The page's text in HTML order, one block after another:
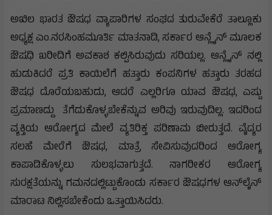
ಅಖಿಲ ಭಾರತ ಔಷಧ ವ್ಯಾಪಾರಿಗಳ ಸಂಘದ ತುರುವೇಕೆರೆ ತಾಲ್ಲೂಕು
ಅಧ್ಯಕ್ಷ ಎಂ.ನರಸಿಂಹಮೂರ್ತಿ ಮಾತನಾಡಿ, ಸರ್ಕಾರ ಆನ್ಲೈನ್ ಮೂಲಕ
ಔಷಧಿ ಖರೀದಿಗೆ ಅವಕಾಶ ಕಲ್ಪಿಸಿರುವುದು ಸರಿಯಲ್ಲ. ಆನ್ಲೈನ್ ನಲ್ಲಿ
ಹುಡುಕಿದರೆ ಪ್ರತಿ ಕಾಯಿಲೆಗೆ ಹತ್ತಾರು ಕಂಪನಿಗಳ ಹತ್ತಾರು ತರಹದ
ಔಷಧ ದೊರೆಯಬಹುದು, ಆದರೆ ಎಲ್ಲರಿಗೂ ಯಾವ ಔಷಧ, ಎಷ್ಟು
ಪ್ರಮಾಣದ್ದು ತೆಗೆದುಕೊಳ್ಳಬೇಕೆನ್ನುವ ಅರಿವು ಇರುವುದಿಲ್ಲ. ಇದರಿಂದ
ವ್ಯಕ್ತಿಯ ಆರೋಗ್ಯದ ಮೇಲೆ ವ್ಯತಿರಿಕ್ತ ಪರಿಣಾಮ ಬೀರುತ್ತದೆ. ವೈದ್ಯರ
ಸಲಹೆ ಮೇರೆಗೆ ಔಷಧ, ಮಾತ್ರೆ ಸೇವಿಸುವುದರಿಂದ ಆರೋಗ್ಯ
ಕಾಪಾಡಿಕೊಳ್ಳಲು ಸುಲಭವಾಗುತ್ತದೆ. ನಾಗರೀಕರ ಆರೋಗ್ಯ
ಸುರಕ್ಷತೆಯನ್ನು ಗಮನದಲ್ಲಿಟ್ಟುಕೊಂಡು ಸರ್ಕಾರ ಔಷಧಗಳ ಆನ್‍ಲೈನ್
ಮಾರಾಟ ನಿಲ್ಲಿಸಬೇಕೆಂದು ಒತ್ತಾಯಿಸಿದರು.